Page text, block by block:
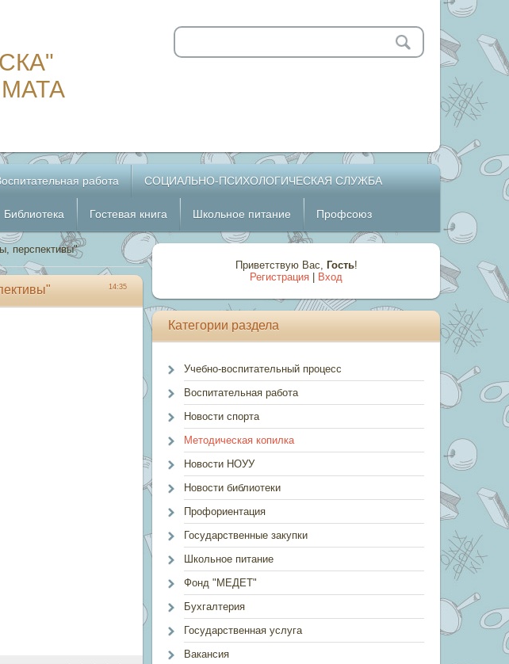
работа СОЦИАЛЬНО-ПСИХОЛОГИЧЕСКАЯ СЛУЖБА
Библиотека Гостевая книга Школьное питание Профсоюз
перспективы"
14:35
Приветствую Вас, Гость!
Регистрация
Вход
Категории раздела
Учебно-воспитательный процесс
Воспитательная работа
Новости спорта
Методическая копилка
Новости НОУУ
Новости библиотеки
Профориентация
Государственные закупки
Школьное питание
Фонд "МЕДЕТ"
Бухгалтерия
Государственная услуга
Вакансия